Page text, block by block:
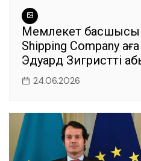
Мемлекет басшысы
Shipping Company
Эдуард Зигристті
24.06.2026